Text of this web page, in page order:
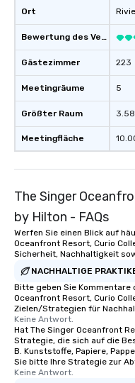
Ort
Bewertung des Veranstaltungsortes
Gästezimmer
Meetingräume
Größter Raum
Meetingfläche
223
5
The Singer
by Hilton - FAQs
Werfen Sie einen Blick auf
Oceanfront Resort, Curio
Sicherheit, Nachhaltigkeit
NACHHALTIGE
Bitte geben Sie Kommentare
Oceanfront Resort, Curio
Zielen/Strategien für
Keine Antwort.
Hat The Singer Oceanfront
Strategie, die sich auf die
B. Kunststoffe, Papiere,
Sie bitte Ihre Strategie zur
Keine Antwort.